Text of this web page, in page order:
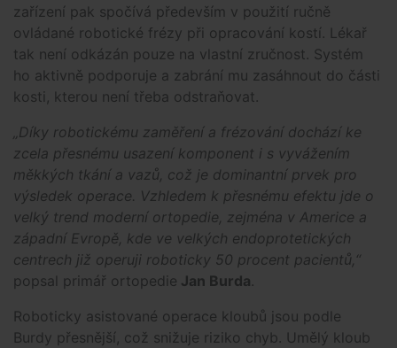
zařízení pak spočívá především v použití ručně
ovládané robotické frézy při opracování kostí. Lékař
tak není odkázán pouze na vlastní zručnost. Systém
ho aktivně podporuje a zabrání mu zasáhnout do části
kosti, kterou není třeba odstraňovat.
„Díky robotickému zaměření a frézování dochází ke
zcela přesnému usazení komponent i s vyvážením
měkkých tkání a vazů, což je dominantní prvek pro
výsledek operace. Vzhledem k přesnému efektu jde o
velký trend moderní ortopedie, zejména v Americe a
západní Evropě, kde ve velkých endoprotetických
centrech již operuji roboticky 50 procent pacientů,“
popsal primář ortopedie Jan Burda.
Roboticky asistované operace kloubů jsou podle
Burdy přesnější, což snižuje riziko chyb. Umělý kloub